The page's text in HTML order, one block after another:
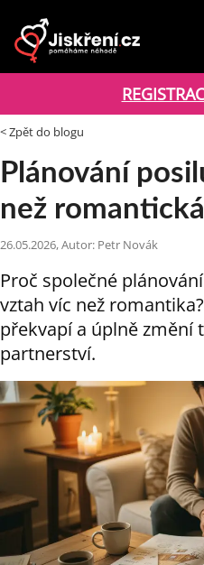
< Zpět do blogu
Plánování
než
26.05.2026, Autor: Petr Novák
Proč společné
vztah víc než
překvapí a úplně změní
partnerství.